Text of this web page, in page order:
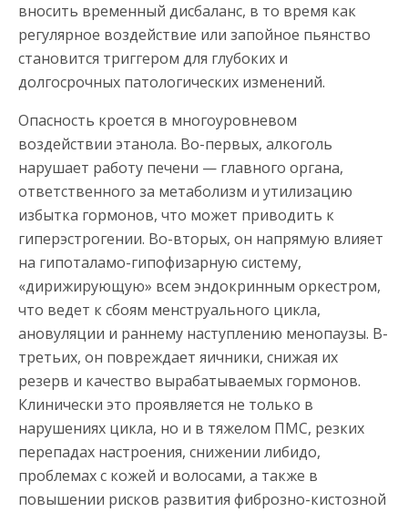
вносить временный дисбаланс, в то время как
регулярное воздействие или запойное пьянство
становится триггером для глубоких и
долгосрочных патологических изменений.
Опасность кроется в многоуровневом
воздействии этанола. Во-первых, алкоголь
нарушает работу печени — главного органа,
ответственного за метаболизм и утилизацию
избытка гормонов, что может приводить к
гиперэстрогении. Во-вторых, он напрямую влияет
на гипоталамо-гипофизарную систему,
«дирижирующую» всем эндокринным оркестром,
что ведет к сбоям менструального цикла,
ановуляции и раннему наступлению менопаузы. В-
третьих, он повреждает яичники, снижая их
резерв и качество вырабатываемых гормонов.
Клинически это проявляется не только в
нарушениях цикла, но и в тяжелом ПМС, резких
перепадах настроения, снижении либидо,
проблемах с кожей и волосами, а также в
повышении рисков развития фиброзно-кистозной